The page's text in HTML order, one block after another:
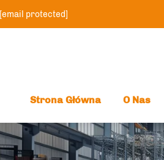
[email protected]
Strona Główna O Nas